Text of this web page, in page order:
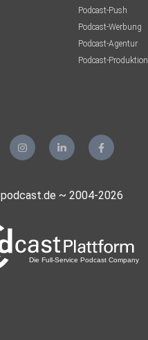
Podcast-Push
Podcast-Werbung
Podcast-Agentur
Podcast-Produktion
podcast.de ~ 2004-2026